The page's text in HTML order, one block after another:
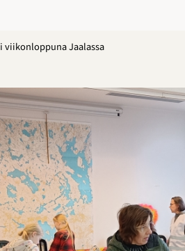
viikonloppuna Jaalassa